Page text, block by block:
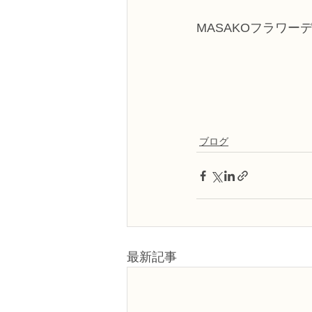
MASAKOフラワー
ブログ
最新記事